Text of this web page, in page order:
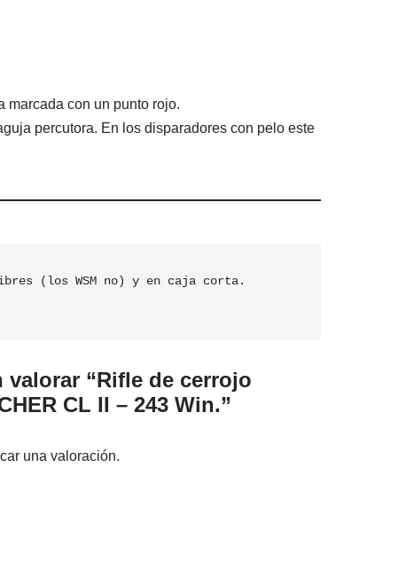
marcada con un punto rojo.
percutora. En los disparadores con pelo este
(los WSM no) y en caja corta.
valorar “Rifle de cerrojo
CL II – 243 Win.”
una valoración.